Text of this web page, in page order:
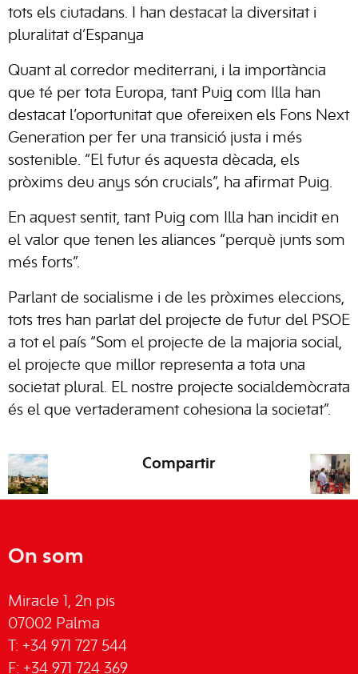
tots els ciutadans. I han destacat la diversitat i
pluralitat d’Espanya
Quant al corredor mediterrani, i la importància
que té per tota Europa, tant Puig com Illa han
destacat l’oportunitat que ofereixen els Fons Next
Generation per fer una transició justa i més
sostenible. “El futur és aquesta dècada, els
pròxims deu anys són crucials”, ha afirmat Puig.
En aquest sentit, tant Puig com Illa han incidit en
el valor que tenen les aliances “perquè junts som
més forts”.
Parlant de socialisme i de les pròximes eleccions,
tots tres han parlat del projecte de futur del PSOE
a tot el país “Som el projecte de la majoria social,
el projecte que millor representa a tota una
societat plural. EL nostre projecte socialdemòcrata
és el que vertaderament cohesiona la societat”.
Compartir
On som
Miracle 1, 2n pis
07002 Palma
T: +34 971 727 544
F: +34 971 724 369